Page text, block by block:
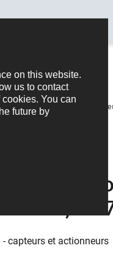
M12-A M12
coudé,
visser,
- capteurs et actionneurs